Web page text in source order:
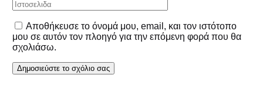
Αποθήκευσε το όνομά μου, email, και τον ιστότοπο
μου σε αυτόν τον πλοηγό για την επόμενη φορά που θα
σχολιάσω.